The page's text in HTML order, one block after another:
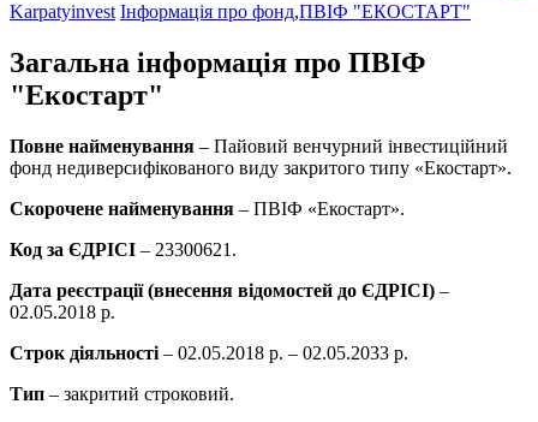
Karpatyinvest Інформація про фонд,ПВІФ "ЕКОСТАРТ"
Загальна інформація про ПВІФ
"Екостарт"
Повне найменування – Пайовий венчурний інвестиційний
фонд недиверсифікованого виду закритого типу «Екостарт».
Скорочене найменування – ПВІФ «Екостарт».
Код за ЄДРІСІ – 23300621.
Дата реєстрації (внесення відомостей до ЄДРІСІ) –
02.05.2018 р.
Строк діяльності – 02.05.2018 р. – 02.05.2033 р.
Тип – закритий строковий.